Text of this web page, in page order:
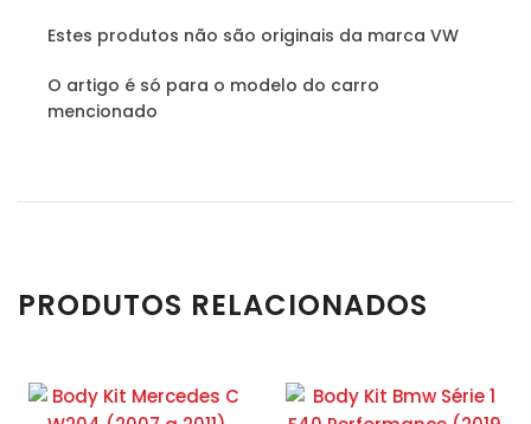
Estes produtos não são originais da marca VW
O artigo é só para o modelo do carro
mencionado
PRODUTOS RELACIONADOS